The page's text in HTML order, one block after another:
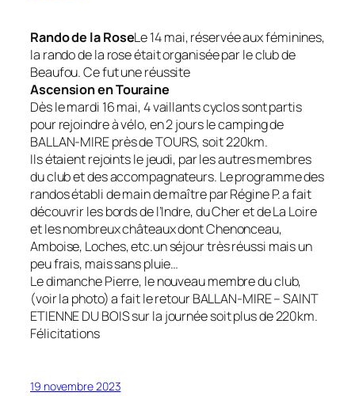
Rando de la RoseLe 14 mai, réservée aux féminines,
la rando de la rose était organisée par le club de
Beaufou. Ce fut une réussite
Ascension en Touraine
Dès le mardi 16 mai, 4 vaillants cyclos sont partis
pour rejoindre à vélo, en 2 jours le camping de
BALLAN-MIRE près de TOURS, soit 220km.
Ils étaient rejoints le jeudi, par les autres membres
du club et des accompagnateurs. Le programme des
randos établi de main de maître par Régine P. a fait
découvrir les bords de l’Indre, du Cher et de La Loire
et les nombreux châteaux dont Chenonceau,
Amboise, Loches, etc.un séjour très réussi mais un
peu frais, mais sans pluie…
Le dimanche Pierre, le nouveau membre du club,
(voir la photo) a fait le retour BALLAN-MIRE – SAINT
ETIENNE DU BOIS sur la journée soit plus de 220km.
Félicitations
19 novembre 2023